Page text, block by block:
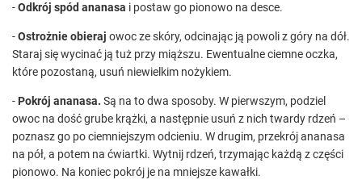
-Odkrój spód ananasa i postaw go pionowo na desce.
-Ostrożnie obieraj owoc ze skóry, odcinając ją powoli z góry na dół.
Staraj się wycinać ją tuż przy miąższu. Ewentualne ciemne oczka,
które pozostaną, usuń niewielkim nożykiem.
- Pokrój ananasa. Są na to dwa sposoby. W pierwszym, podziel
owoc na dość grube krążki, a następnie usuń z nich twardy rdzeń –
poznasz go po ciemniejszym odcieniu. W drugim, przekrój ananasa
na pół, a potem na ćwiartki. Wytnij rdzeń, trzymając każdą z części
pionowo. Na koniec pokrój je na mniejsze kawałki.